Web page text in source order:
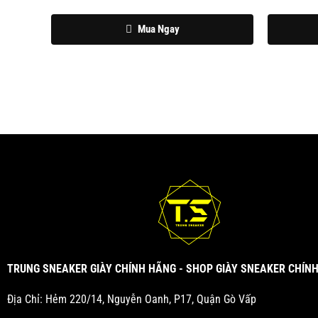
Mua Ngay
TRUNG SNEAKER GIÀY CHÍNH HÃNG - SHOP GIÀY SNEAKER
Địa Chỉ: Hẻm 220/14, Nguyễn Oanh, P17, Quận Gò Vấp